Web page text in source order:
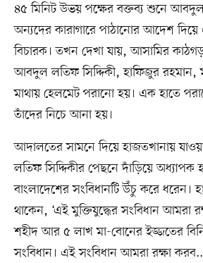
৪৫ মিনিট উভয় পক্ষের বক্তব্য শুনে
অন্যদের কারাগারে পাঠানোর আদেশ
বিচারক। তখন দেখা যায়, আসামির
আবদুল লতিফ সিদ্দিকী, হাফিজুর
মাথায় হেলমেট পরানো হয়। এক হাতে
তাঁদের নিচে আনা হয়।
আদালতের সামনে দিয়ে হাজতখানায়
লতিফ সিদ্দিকীর পেছনে দাঁড়িয়ে অধ্যাপক
বাংলাদেশের সংবিধানটি উঁচু করে ধরেন।
থাকেন, ‘এই মুক্তিযুদ্ধের সংবিধান আমরা
শহীদ আর ৫ লাখ মা-বোনের ইজ্জতের
সংবিধান। এই সংবিধান আমরা রক্ষা